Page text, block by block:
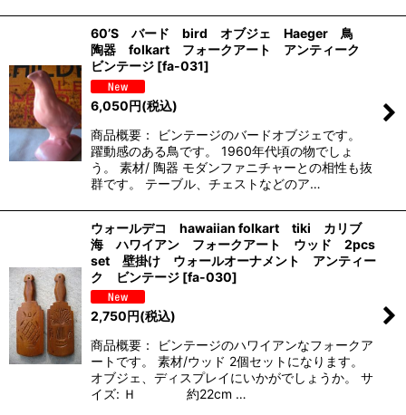
60’S バード bird オブジェ Haeger 鳥
陶器 folkart フォークアート アンティーク
ビンテージ [fa-031]
6,050円(税込)
商品概要： ビンテージのバードオブジェです。
躍動感のある鳥です。 1960年代頃の物でしょ
う。 素材/ 陶器 モダンファニチャーとの相性も抜
群です。 テーブル、チェストなどのア…
ウォールデコ hawaiian folkart tiki カリブ
海 ハワイアン フォークアート ウッド 2pcs
set 壁掛け ウォールオーナメント アンティー
ク ビンテージ [fa-030]
2,750円(税込)
商品概要： ビンテージのハワイアンなフォークア
ートです。 素材/ウッド 2個セットになります。
オブジェ、ディスプレイにいかがでしょうか。 サ
イズ: Ｈ 約22cm …